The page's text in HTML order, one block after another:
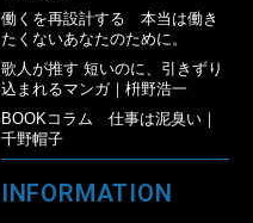
働くを再設計する 本当は働き
たくないあなたのために。
歌人が推す 短いのに、引きずり
込まれるマンガ｜枡野浩一
BOOKコラム 仕事は泥臭い｜
千野帽子
INFORMATION